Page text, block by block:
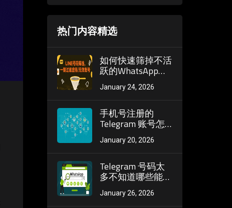
热门内容精选
如何快速筛掉不活
跃的WhatsApp账
号？观察头像更新
频率和状态发布习
January 24, 2026
手机号注册的
Telegram 账号怎
么筛活跃？精准鉴
别高活账号的方法
January 20, 2026
Telegram 号码太
多不知道哪些能
用？批量筛号帮你
一次性找出有效账
January 26, 2026